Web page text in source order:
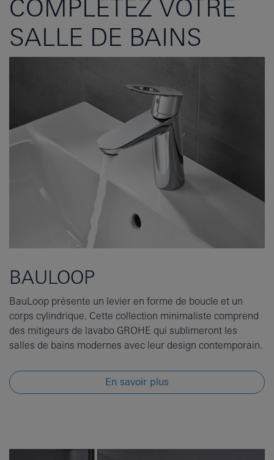
COMPLÉTEZ VOTRE
SALLE DE BAINS
BAULOOP
BauLoop présente un levier en forme de boucle et un
corps cylindrique. Cette collection minimaliste comprend
des mitigeurs de lavabo GROHE qui sublimeront les
salles de bains modernes avec leur design contemporain.
En savoir plus